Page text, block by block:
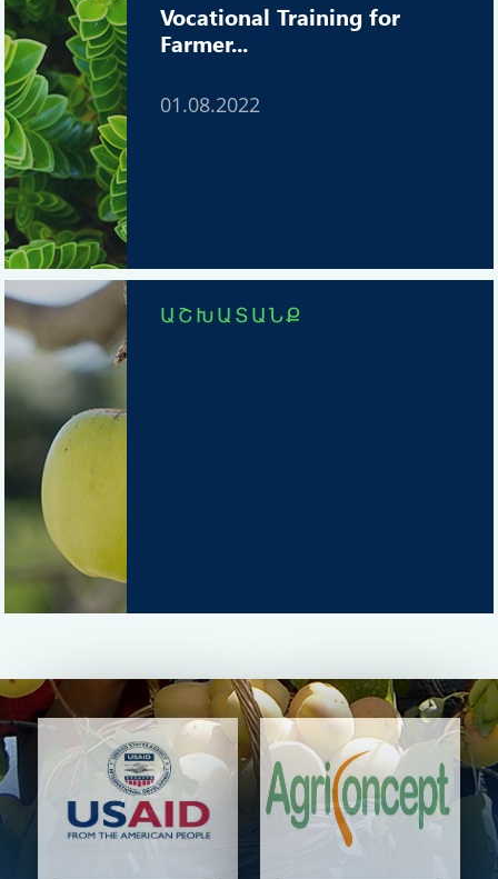
Vocational Training for
Farmer...
01.08.2022
ԱՇԽԱՏԱՆՔ